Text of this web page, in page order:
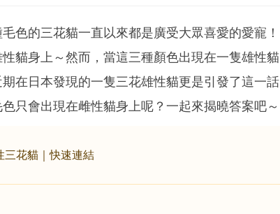
色的三花貓一直以來都是廣受大眾喜愛的愛寵！
貓身上～然而，當這三種顏色出現在一隻雄性貓
在日本發現的一隻三花雄性貓更是引發了這一話
只會出現在雌性貓身上呢？一起來揭曉答案吧～
三花貓｜快速連結